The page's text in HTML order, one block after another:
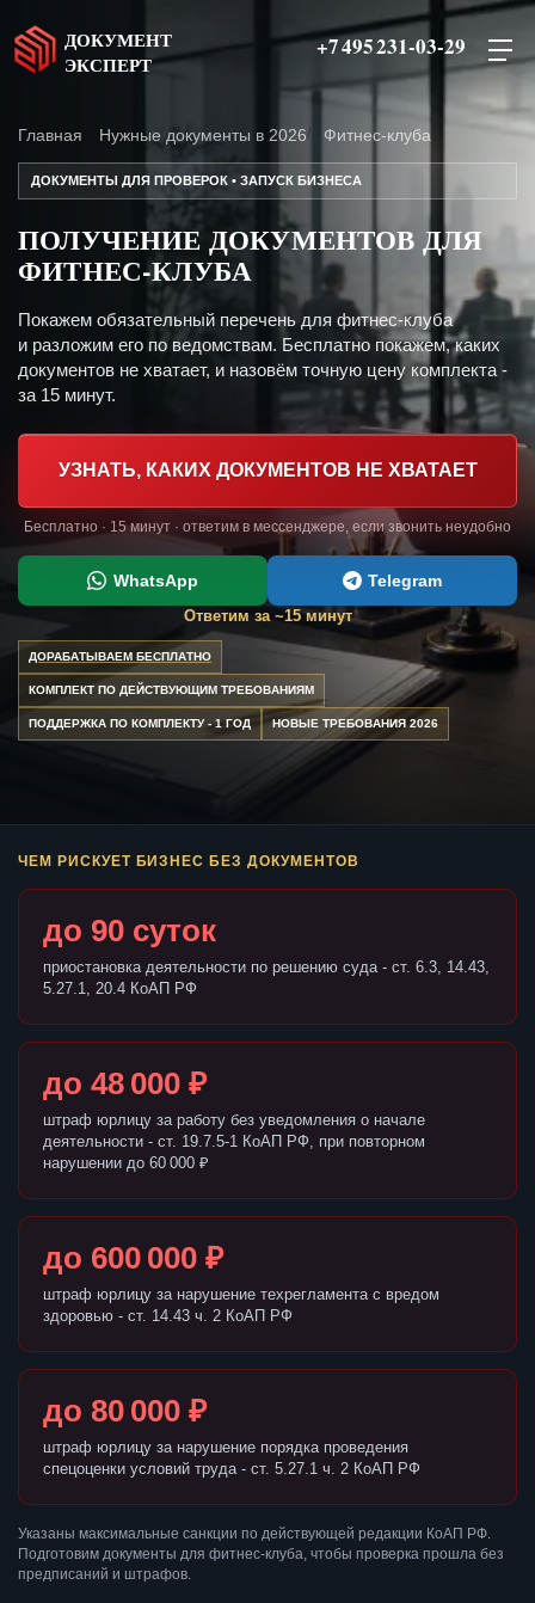
ДОКУМЕНТ
ЭКСПЕРТ
+7 495 231-03-29
Главная Нужные документы в 2026 Фитнес-клуба
ДОКУМЕНТЫ ДЛЯ ПРОВЕРОК • ЗАПУСК БИЗНЕСА
ПОЛУЧЕНИЕ ДОКУМЕНТОВ ДЛЯ
ФИТНЕС-КЛУБА
Покажем обязательный перечень для фитнес-клуба
и разложим его по ведомствам. Бесплатно покажем, каких
документов не хватает, и назовём точную цену комплекта -
за 15 минут.
УЗНАТЬ, КАКИХ ДОКУМЕНТОВ НЕ ХВАТАЕТ
Бесплатно · 15 минут · ответим в мессенджере, если звонить неудобно
WhatsApp Telegram
Ответим за ~15 минут
ДОРАБАТЫВАЕМ БЕСПЛАТНО
КОМПЛЕКТ ПО ДЕЙСТВУЮЩИМ ТРЕБОВАНИЯМ
ПОДДЕРЖКА ПО КОМПЛЕКТУ - 1 ГОД НОВЫЕ ТРЕБОВАНИЯ 2026
ЧЕМ РИСКУЕТ БИЗНЕС БЕЗ ДОКУМЕНТОВ
до 90 суток
приостановка деятельности по решению суда - ст. 6.3, 14.43,
5.27.1, 20.4 КоАП РФ
до 48 000 ₽
штраф юрлицу за работу без уведомления о начале
деятельности - ст. 19.7.5-1 КоАП РФ, при повторном
нарушении до 60 000 ₽
до 600 000 ₽
штраф юрлицу за нарушение техрегламента с вредом
здоровью - ст. 14.43 ч. 2 КоАП РФ
до 80 000 ₽
штраф юрлицу за нарушение порядка проведения
спецоценки условий труда - ст. 5.27.1 ч. 2 КоАП РФ
Указаны максимальные санкции по действующей редакции КоАП РФ.
Подготовим документы для фитнес-клуба, чтобы проверка прошла без
предписаний и штрафов.